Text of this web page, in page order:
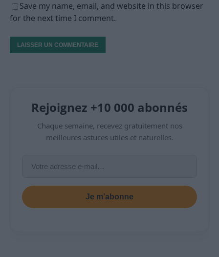
Save my name, email, and website in this browser
for the next time I comment.
Rejoignez +10 000 abonnés
Chaque semaine, recevez gratuitement nos
meilleures astuces utiles et naturelles.
Je m’abonne